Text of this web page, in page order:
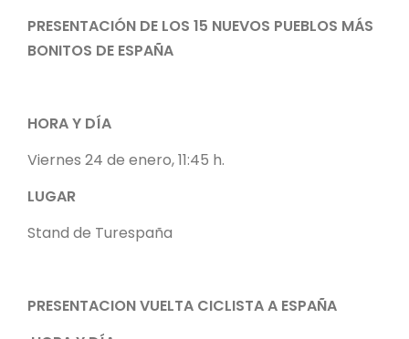
PRESENTACIÓN DE LOS 15 NUEVOS PUEBLOS MÁS
BONITOS DE ESPAÑA
HORA Y DÍA
Viernes 24 de enero, 11:45 h.
LUGAR
Stand de Turespaña
PRESENTACION VUELTA CICLISTA A ESPAÑA